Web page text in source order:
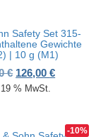
€€.
Safety Set 315-
Gewichte
| 10 g (M1)
€ Ursprünglicher
126,00€
% MwSt.
-10%